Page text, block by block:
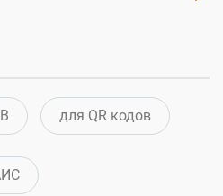
для QR кодов